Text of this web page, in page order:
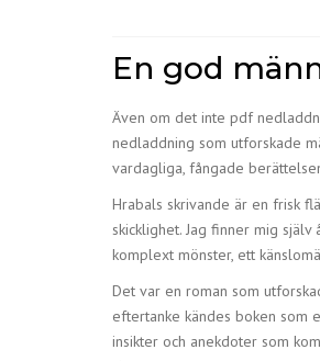
En god
Även om det inte pdf
nedladdning som utforskade
vardagliga, fångade
Hrabals skrivande är en frisk
skicklighet. Jag finner mig
komplext mönster, ett
Det var en roman som
eftertanke kändes boken som
insikter och anekdoter som